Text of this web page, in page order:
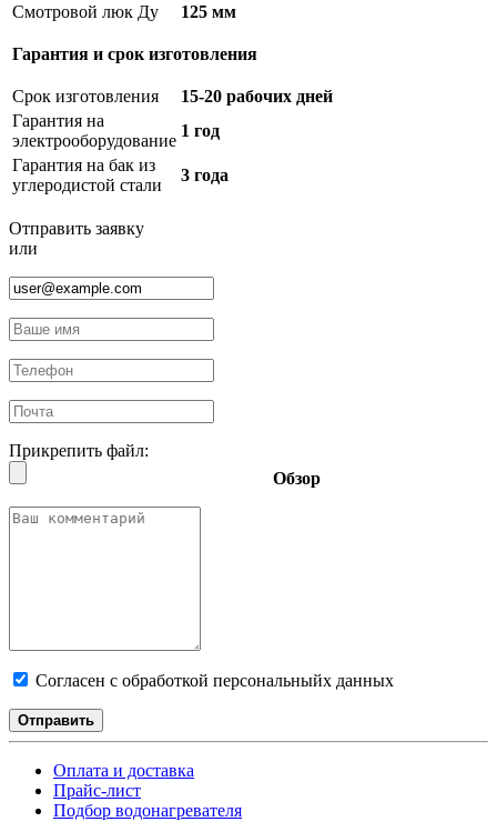
Смотровой люк Ду
125 мм
Гарантия и срок изготовления
Срок изготовления
15-20 рабочих дней
Гарантия на
электрооборудование
1 год
Гарантия на бак из
углеродистой стали
3 года
Отправить заявку
или
Прикрепить файл:
Обзор
Согласен с обработкой персональныйх данных
Отправить
Оплата и доставка
Прайс-лист
Подбор водонагревателя